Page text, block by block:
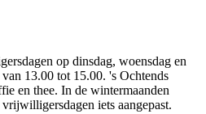
op dinsdag, woensdag en
13.00 tot 15.00. 's Ochtends
en thee. In de wintermaanden
iets aangepast.